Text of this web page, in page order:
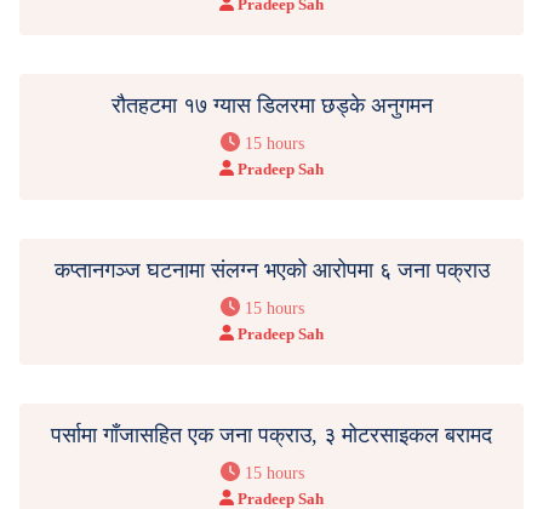
Pradeep Sah
रौतहटमा १७ ग्यास डिलरमा छड्के अनुगमन
15 hours
Pradeep Sah
कप्तानगञ्ज घटनामा संलग्न भएको आरोपमा ६ जना पक्राउ
15 hours
Pradeep Sah
पर्सामा गाँजासहित एक जना पक्राउ, ३ मोटरसाइकल बरामद
15 hours
Pradeep Sah